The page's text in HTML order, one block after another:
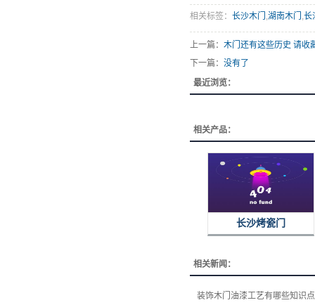
相关标签： 长沙木门 ,湖南木门 ,长
上一篇： 木门还有这些历史 请收
下一篇： 没有了
最近浏览：
相关产品：
长沙烤瓷门
相关新闻：
装饰木门油漆工艺有哪些知识